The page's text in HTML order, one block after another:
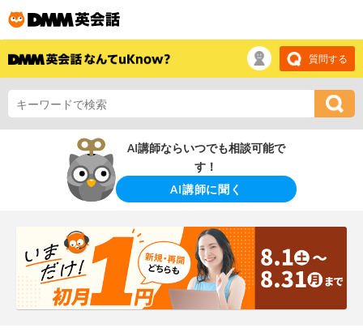
質問する
AI講師ならいつでも相談可能で
す！
AI講師に聞く